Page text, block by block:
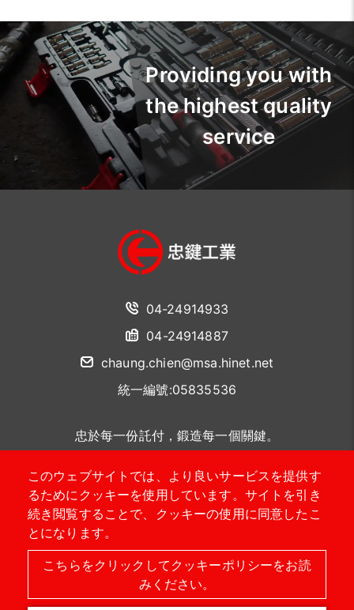
このウェブサイトでは、より良いサービスを提供す
るためにクッキーを使用しています。サイトを引き
続き閲覧することで、クッキーの使用に同意したこ
とになります。
こちらをクリックしてクッキーポリシーをお読
みください。
04-24914933
04-24914887
chaung.chien@msa.hinet.net
統一編號:05835536
忠於每一份託付，鍛造每一個關鍵。
聯絡我們
2026 © Chaung Chien CO,.LTD. Designed by首岳資訊.
サイトマップ
Providing you with
the highest quality
service